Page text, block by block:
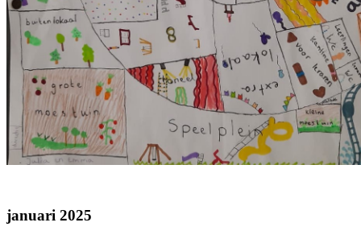
januari 2025